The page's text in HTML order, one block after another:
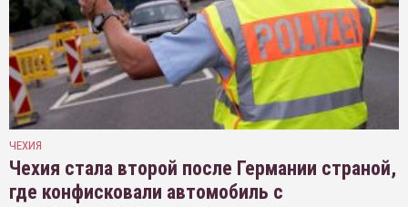
ЧЕХИЯ
Чехия стала второй после Германии страной,
где конфисковали автомобиль с